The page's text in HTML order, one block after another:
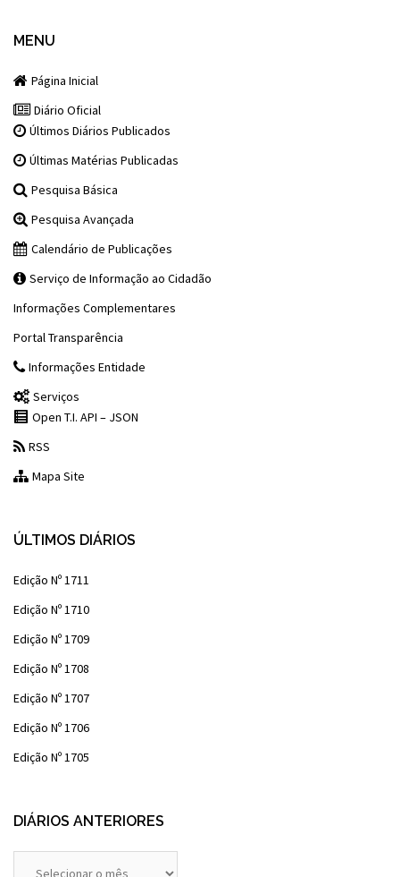
MENU
Página Inicial
Diário Oficial
Últimos Diários Publicados
Últimas Matérias Publicadas
Pesquisa Básica
Pesquisa Avançada
Calendário de Publicações
Serviço de Informação ao Cidadão
Informações Complementares
Portal Transparência
Informações Entidade
Serviços
Open T.I. API – JSON
RSS
Mapa Site
ÚLTIMOS DIÁRIOS
Edição Nº 1711
Edição Nº 1710
Edição Nº 1709
Edição Nº 1708
Edição Nº 1707
Edição Nº 1706
Edição Nº 1705
DIÁRIOS ANTERIORES